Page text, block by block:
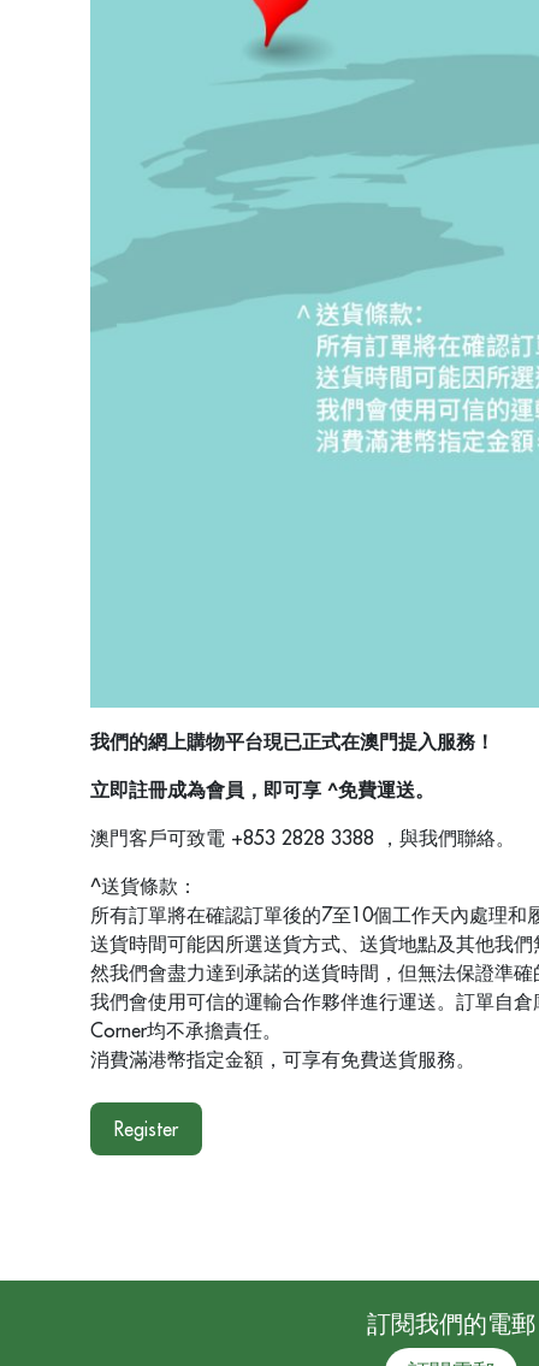
我們的網上購物平台現已正式在澳門提入服務！
立即註冊成為會員，即可享 ^免費運送。
澳門客戶可致電 +853 2828 3388 ，與我們聯絡。
^送貨條款：
所有訂單將在確認訂單後的7至10個工作天內處理和
送貨時間可能因所選送貨方式、送貨地點及其他我
然我們會盡力達到承諾的送貨時間，但無法保證準
我們會使用可信的運輸合作夥伴進行運送。訂單自
Corner均不承擔責任。
消費滿港幣指定金額，可享有免費送貨服務。
Register
訂閱我們的電郵